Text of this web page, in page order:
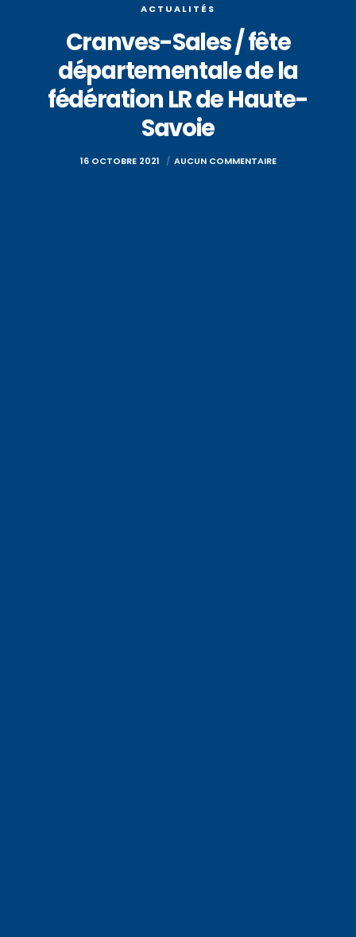
ACTUALITÉS
Cranves-Sales / fête
départementale de la
fédération LR de Haute-
Savoie
16 OCTOBRE 2021 AUCUN COMMENTAIRE